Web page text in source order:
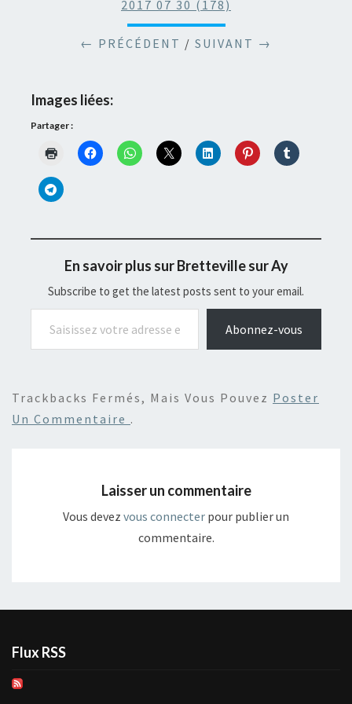
2017 07 30 (178)
← PRÉCÉDENT / SUIVANT →
Images liées:
Partager :
En savoir plus sur Bretteville sur Ay
Subscribe to get the latest posts sent to your email.
Saisissez votre adresse e-mail…
Abonnez-vous
Trackbacks Fermés, Mais Vous Pouvez Poster
Un Commentaire .
Laisser un commentaire
Vous devez vous connecter pour publier un
commentaire.
Flux RSS